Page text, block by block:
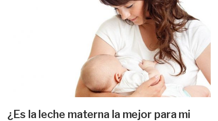
¿Es la leche materna la mejor para mi